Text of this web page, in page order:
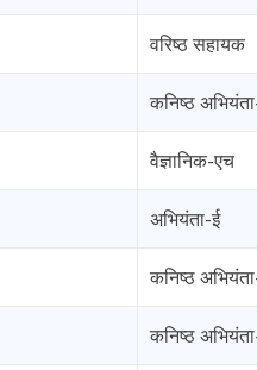
वरिष्ठ सहायक
कनिष्ठ
वैज्ञानिक-एच
अभियंता-ई
कनिष्ठ
कनिष्ठ